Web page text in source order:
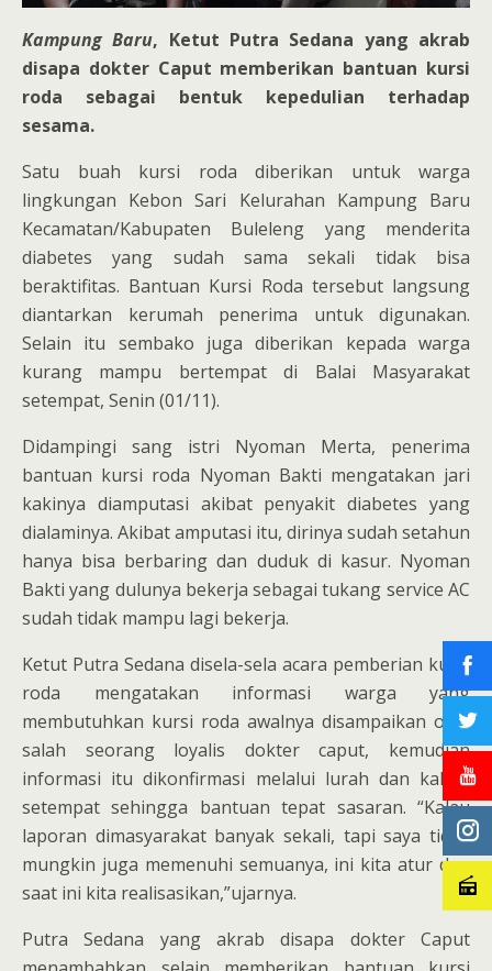
Kampung Baru, Ketut Putra Sedana yang akrab
disapa dokter Caput memberikan bantuan kursi
roda sebagai bentuk kepedulian terhadap
sesama.
Satu buah kursi roda diberikan untuk warga
lingkungan Kebon Sari Kelurahan Kampung Baru
Kecamatan/Kabupaten Buleleng yang menderita
diabetes yang sudah sama sekali tidak bisa
beraktifitas. Bantuan Kursi Roda tersebut langsung
diantarkan kerumah penerima untuk digunakan.
Selain itu sembako juga diberikan kepada warga
kurang mampu bertempat di Balai Masyarakat
setempat, Senin (01/11).
Didampingi sang istri Nyoman Merta, penerima
bantuan kursi roda Nyoman Bakti mengatakan jari
kakinya diamputasi akibat penyakit diabetes yang
dialaminya. Akibat amputasi itu, dirinya sudah setahun
hanya bisa berbaring dan duduk di kasur. Nyoman
Bakti yang dulunya bekerja sebagai tukang service AC
sudah tidak mampu lagi bekerja.
Ketut Putra Sedana disela-sela acara pemberian kursi
roda mengatakan informasi warga yang
membutuhkan kursi roda awalnya disampaikan oleh
salah seorang loyalis dokter caput, kemudian
informasi itu dikonfirmasi melalui lurah dan kaling
setempat sehingga bantuan tepat sasaran. “Kalau
laporan dimasyarakat banyak sekali, tapi saya tidak
mungkin juga memenuhi semuanya, ini kita atur dan
saat ini kita realisasikan,”ujarnya.
Putra Sedana yang akrab disapa dokter Caput